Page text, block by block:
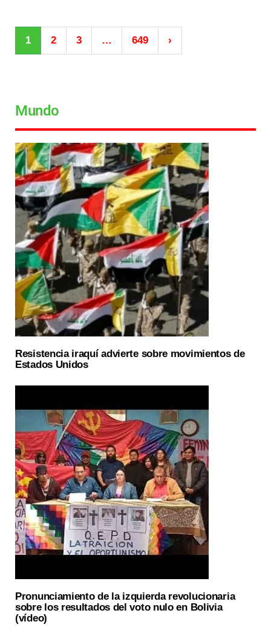
1 2 3 … 649 ›
Mundo
Resistencia iraquí advierte sobre movimientos de
Estados Unidos
Pronunciamiento de la izquierda revolucionaria
sobre los resultados del voto nulo en Bolivia
(vídeo)